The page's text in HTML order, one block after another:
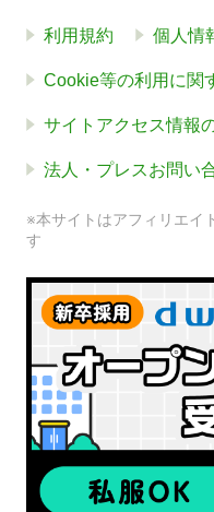
利用規約 個人情
Cookie等の利用に関
サイトアクセス情報
法人・プレスお問い
※本サイトはアフィリエイ
す